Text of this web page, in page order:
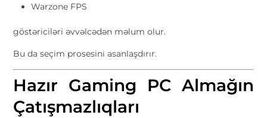
Warzone FPS
göstəriciləri əvvəlcədən məlum olur.
Bu da seçim prosesini asanlaşdırır.
Hazır Gaming PC Almağın
Çatışmazlıqları